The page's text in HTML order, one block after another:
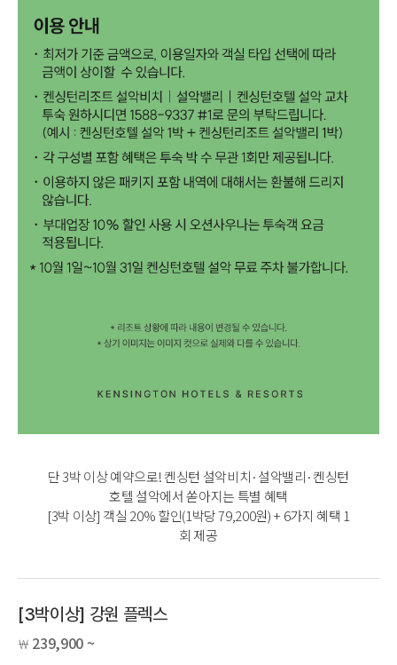
단 3박 이상 예약으로! 켄싱턴 설악비치·설악밸리·켄싱턴
호텔 설악에서 쏟아지는 특별 혜택
[3박 이상] 객실 20% 할인(1박당 79,200원) + 6가지 혜택 1
회 제공
[3박이상] 강원 플렉스
￦ 239,900 ~